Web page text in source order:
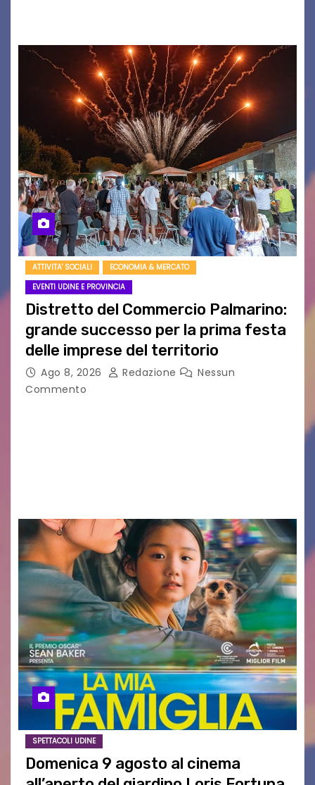
ATTIVITA' SOCIALI
ECONOMIA & MERCATO
EVENTI UDINE E PROVINCIA
Distretto del Commercio Palmarino:
grande successo per la prima festa
delle imprese del territorio
Ago 8, 2026 Redazione
Nessun
Commento
SPETTACOLI UDINE
Domenica 9 agosto al cinema